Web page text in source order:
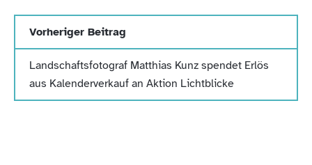
Vorheriger Beitrag
Landschaftsfotograf Matthias Kunz spendet Erlös
aus Kalenderverkauf an Aktion Lichtblicke